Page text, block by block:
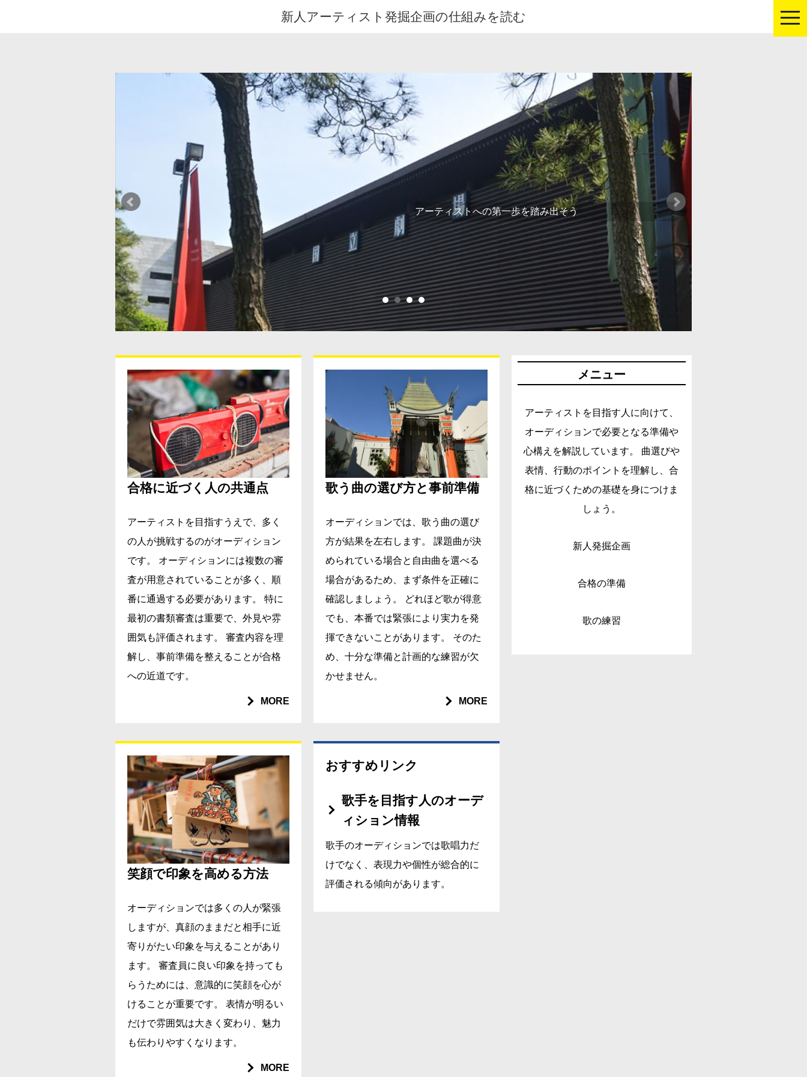
新人アーティスト発掘企画の仕組みを読む
アーティストへの第一歩を踏み出そう
合格に近づく人の共通点
アーティストを目指すうえで、多く
の人が挑戦するのがオーディション
です。 オーディションには複数の審
査が用意されていることが多く、順
番に通過する必要があります。 特に
最初の書類審査は重要で、外見や雰
囲気も評価されます。 審査内容を理
解し、事前準備を整えることが合格
への近道です。
MORE
歌う曲の選び方と事前準備
オーディションでは、歌う曲の選び
方が結果を左右します。 課題曲が決
められている場合と自由曲を選べる
場合があるため、まず条件を正確に
確認しましょう。 どれほど歌が得意
でも、本番では緊張により実力を発
揮できないことがあります。 そのた
め、十分な準備と計画的な練習が欠
かせません。
MORE
笑顔で印象を高める方法
オーディションでは多くの人が緊張
しますが、真顔のままだと相手に近
寄りがたい印象を与えることがあり
ます。 審査員に良い印象を持っても
らうためには、意識的に笑顔を心が
けることが重要です。 表情が明るい
だけで雰囲気は大きく変わり、魅力
も伝わりやすくなります。
MORE
おすすめリンク
歌手を目指す人のオーデ
ィション情報
歌手のオーディションでは歌唱力だ
けでなく、表現力や個性が総合的に
評価される傾向があります。
メニュー
アーティストを目指す人に向けて、
オーディションで必要となる準備や
心構えを解説しています。 曲選びや
表情、行動のポイントを理解し、合
格に近づくための基礎を身につけま
しょう。
新人発掘企画
合格の準備
歌の練習